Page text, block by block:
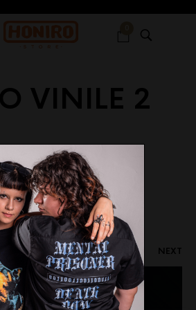
VINILE 2
4 MAGGIO 2023
3000 X 3000
MOSTRO – OGNI
GIORNO
EDITION
HONIRO
NEXT